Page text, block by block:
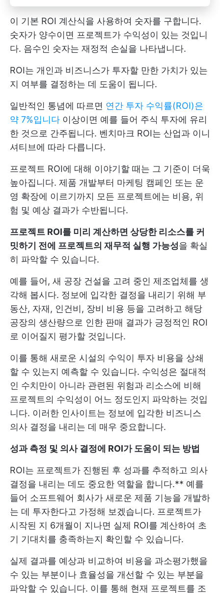
이 기본 ROI 계산식을 사용하여 숫자를 구합니다.
숫자가 양수이면 프로젝트가 수익성이 있는 것입니
다. 음수인 숫자는 재정적 손실을 나타냅니다.
ROI는 개인과 비즈니스가 투자할 만한 가치가 있는
지 여부를 결정하는 데 도움이 됩니다.
일반적인 통념에 따르면 연간 투자 수익률(ROI)은
약 7%입니다 이상이면 예를 들어 주식 투자에 유리
한 것으로 간주됩니다. 벤치마크 ROI는 산업과 이니
셔티브에 따라 다릅니다.
프로젝트 ROI에 대해 이야기할 때는 그 기준이 더욱
높아집니다. 제품 개발부터 마케팅 캠페인 또는 운
영 확장에 이르기까지 모든 프로젝트에는 비용, 위
험 및 예상 결과가 수반됩니다.
프로젝트 ROI를 미리 계산하면 상당한 리소스를 커
밋하기 전에 프로젝트의 재무적 실행 가능성을 확실
히 파악할 수 있습니다.
예를 들어, 새 공장 건설을 고려 중인 제조업체를 생
각해 봅시다. 정보에 입각한 결정을 내리기 위해 부
동산, 자재, 인건비, 장비 비용 등을 고려하고 해당
공장의 생산량으로 인한 판매 결과가 긍정적인 ROI
로 이어질지 평가할 것입니다.
이를 통해 새로운 시설의 수익이 투자 비용을 상쇄
할 수 있는지 예측할 수 있습니다. 수익성은 절대적
인 수치만이 아니라 관련된 위험과 리소스에 비해
프로젝트의 수익성이 어느 정도인지 파악하는 것입
니다. 이러한 인사이트는 정보에 입각한 비즈니스
의사 결정을 내리는 데 매우 중요합니다.
성과 측정 및 의사 결정에 ROI가 도움이 되는 방법
ROI는 프로젝트가 진행된 후 성과를 추적하고 의사
결정을 내리는 데도 중요한 역할을 합니다.** 예를
들어 소프트웨어 회사가 새로운 제품 기능을 개발하
는 데 투자한다고 가정해 보겠습니다. 프로젝트가
시작된 지 6개월이 지나면 실제 ROI를 계산하여 초
기 기대치를 충족하는지 확인할 수 있습니다.
실제 결과를 예상과 비교하여 비용을 과소평가했을
수 있는 부분이나 효율성을 개선할 수 있는 부분을
파악할 수 있습니다. 이를 통해 현재 프로젝트를 조